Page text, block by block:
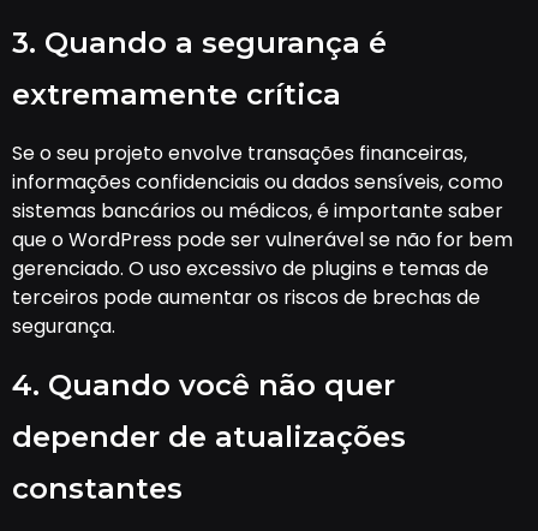
3. Quando a segurança é
extremamente crítica
Se o seu projeto envolve transações financeiras,
informações confidenciais ou dados sensíveis, como
sistemas bancários ou médicos, é importante saber
que o WordPress pode ser vulnerável se não for bem
gerenciado. O uso excessivo de plugins e temas de
terceiros pode aumentar os riscos de brechas de
segurança.
4. Quando você não quer
depender de atualizações
constantes